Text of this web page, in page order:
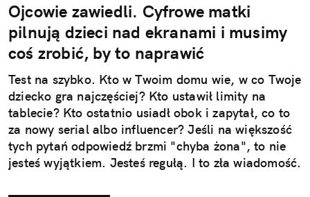
Ojcowie zawiedli. Cyfrowe matki
pilnują dzieci nad ekranami i musimy
coś zrobić, by to naprawić
Test na szybko. Kto w Twoim domu wie, w co Twoje
dziecko gra najczęściej? Kto ustawił limity na
tablecie? Kto ostatnio usiadł obok i zapytał, co to
za nowy serial albo influencer? Jeśli na większość
tych pytań odpowiedź brzmi "chyba żona", to nie
jesteś wyjątkiem. Jesteś regułą. I to zła wiadomość.